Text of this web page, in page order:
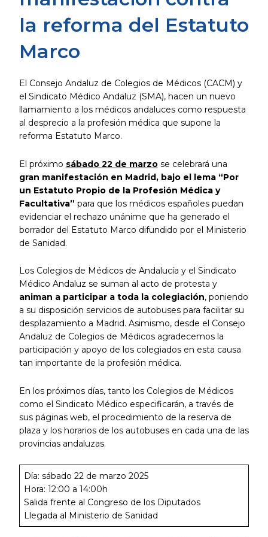
la reforma del Estatuto
Marco
El Consejo Andaluz de Colegios de Médicos (CACM) y
el Sindicato Médico Andaluz (SMA), hacen un nuevo
llamamiento a los médicos andaluces como respuesta
al desprecio a la profesión médica que supone la
reforma Estatuto Marco.
El próximo sábado 22 de marzose celebrará una
gran manifestación en Madrid, bajo el lema “Por
un Estatuto Propio de la Profesión Médica y
Facultativa” para que los médicos españoles puedan
evidenciar el rechazo unánime que ha generado el
borrador del Estatuto Marco difundido por el Ministerio
de Sanidad.
Los Colegios de Médicos de Andalucía y el Sindicato
Médico Andaluz se suman al acto de protesta y
animan a participar a toda la colegiación, poniendo
a su disposición servicios de autobuses para facilitar su
desplazamiento a Madrid. Asimismo, desde el Consejo
Andaluz de Colegios de Médicos agradecemos la
participación y apoyo de los colegiados en esta causa
tan importante de la profesión médica.
En los próximos días, tanto los Colegios de Médicos
como el Sindicato Médico especificarán, a través de
sus páginas web, el procedimiento de la reserva de
plaza y los horarios de los autobuses en cada una de las
provincias andaluzas.
Día: sábado 22 de marzo 2025
Hora: 12:00 a 14:00h
Salida frente al Congreso de los Diputados
Llegada al Ministerio de Sanidad